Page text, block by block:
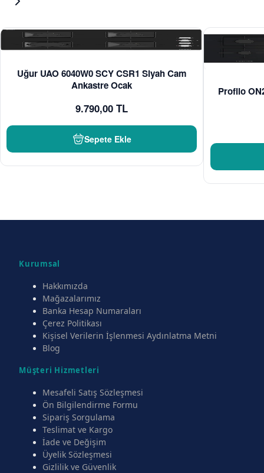
Uğur UAO 6040W0 SCY CSR1 Siyah Cam
Ankastre Ocak
9.790,00 TL
Sepete Ekle
Profilo
Kurumsal
Hakkımızda
Mağazalarımız
Banka Hesap Numaraları
Çerez Politikası
Kişisel Verilerin İşlenmesi Aydınlatma Metni
Blog
Müşteri Hizmetleri
Mesafeli Satış Sözleşmesi
Ön Bilgilendirme Formu
Sipariş Sorgulama
Teslimat ve Kargo
İade ve Değişim
Üyelik Sözleşmesi
Gizlilik ve Güvenlik